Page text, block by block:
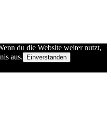
du die Website weiter nutzt,
aus.
Einverstanden